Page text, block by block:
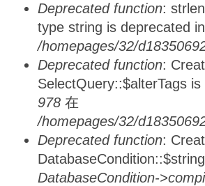
Deprecated function:
type string is deprecated in
/homepages/32/
Deprecated function:
SelectQuery::$alterTags
978 在
/homepages/32/
Deprecated function:
DatabaseCondition-